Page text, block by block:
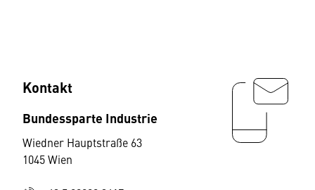
Kontakt
Bundessparte Industrie
Wiedner Hauptstraße 63
1045 Wien